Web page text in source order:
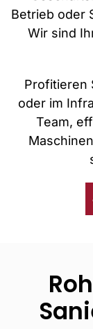
Betrieb oder
Wir sind
Profitieren
oder im
Team,